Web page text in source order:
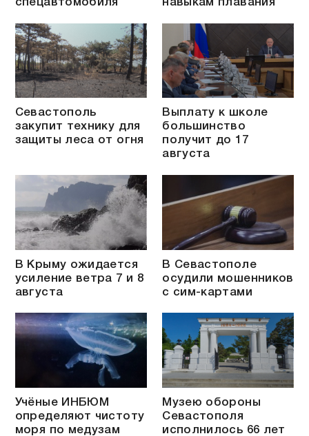
спецавтомобиля навыкам плавания
Севастополь
закупит технику для
защиты леса от огня
Выплату к школе
большинство
получит до 17
августа
В Крыму ожидается
усиление ветра 7 и 8
августа
В Севастополе
осудили мошенников
с сим-картами
Учёные ИНБЮМ
определяют чистоту
моря по медузам
Музею обороны
Севастополя
исполнилось 66 лет